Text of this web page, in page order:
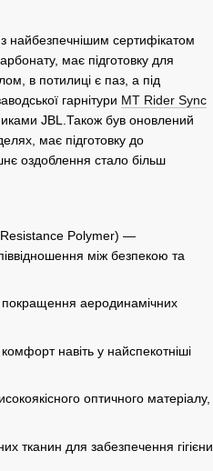
найбезпечнішим сертифікатом
має підготовку для
в потилиці є паз, а під
гарнітури MT Rider Sync
JBL.Також був оновлений
має підготовку до
оздоблення стало більш
Resistance Polymer) —
між безпекою та
аеродинамічних
навіть у найспекотніші
оптичного матеріалу,
тканин для забезпечення гігієни